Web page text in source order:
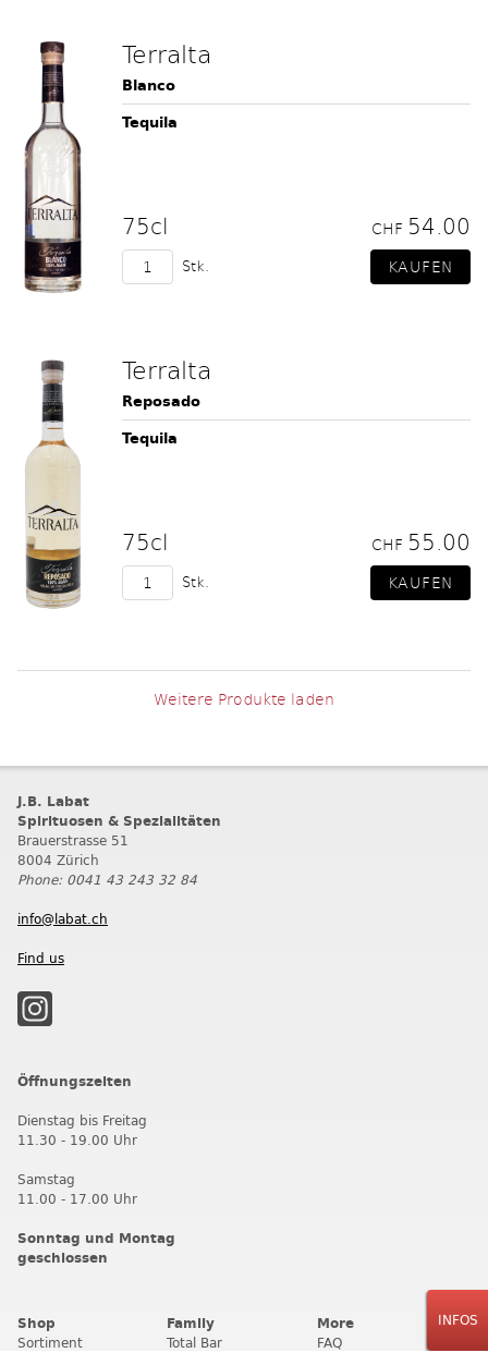
Terralta
Blanco
Tequila
75cl CHF 54.00
Stk.
Terralta
Reposado
Tequila
75cl CHF 55.00
Stk.
Weitere Produkte laden
INFOS
J.B. Labat
Spirituosen & Spezialitäten
Brauerstrasse 51
8004 Zürich
Phone: 0041 43 243 32 84
info@labat.ch
Find us
Öffnungszeiten
Dienstag bis Freitag
11.30 - 19.00 Uhr
Samstag
11.00 - 17.00 Uhr
Sonntag und Montag
geschlossen
Shop
Sortiment
Family
Total Bar
More
FAQ